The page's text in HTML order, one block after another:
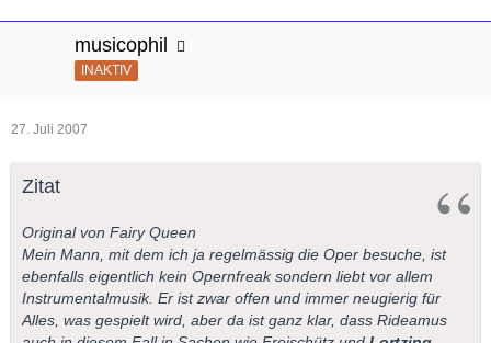
musicophil
INAKTIV
27. Juli 2007
Zitat
Original von Fairy Queen
Mein Mann, mit dem ich ja regelmässig die Oper besuche, ist
ebenfalls eigentlich kein Opernfreak sondern liebt vor allem
Instrumentalmusik. Er ist zwar offen und immer neugierig für
Alles, was gespielt wird, aber da ist ganz klar, dass Rideamus